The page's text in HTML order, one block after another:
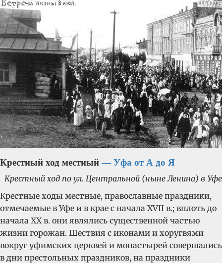
Крестный ход местный— Уфа от А до Я
Крестный ход по ул. Центральной (ныне Ленина) в Уфе
Крестные ходы местные, православные праздники,
отмечаемые в Уфе и в крае с начала XVII в.; вплоть до
начала XX в. они являлись существенной частью
жизни горожан. Шествия с иконами и хоругвями
вокруг уфимских церквей и монастырей совершались
в дни престольных праздников, на праздники